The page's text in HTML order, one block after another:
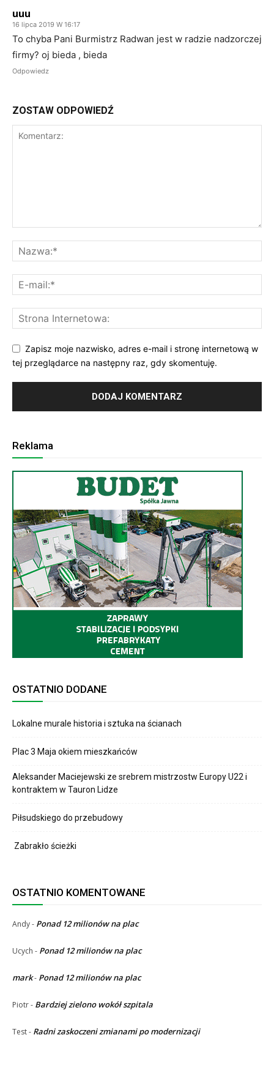
uuu
16 lipca 2019 W 16:17
To chyba Pani Burmistrz Radwan jest w radzie nadzorczej
firmy? oj bieda , bieda
Odpowiedz
ZOSTAW ODPOWIEDŹ
Zapisz moje nazwisko, adres e-mail i stronę internetową w
tej przeglądarce na następny raz, gdy skomentuję.
Reklama
OSTATNIO DODANE
Lokalne murale historia i sztuka na ścianach
Plac 3 Maja okiem mieszkańców
Aleksander Maciejewski ze srebrem mistrzostw Europy U22 i
kontraktem w Tauron Lidze
Piłsudskiego do przebudowy
Zabrakło ścieżki
OSTATNIO KOMENTOWANE
Andy- Ponad 12 milionów na plac
Ucych - Ponad 12 milionów na plac
mark- Ponad 12 milionów na plac
Piotr- Bardziej zielono wokół szpitala
Test- Radni zaskoczeni zmianami po modernizacji